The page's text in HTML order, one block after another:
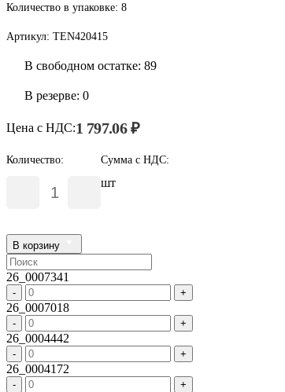
Количество в упаковке: 8
Артикул: TEN420415
В свободном остатке: 89
В резерве: 0
Цена с НДС:1 797.06 ₽
Количество: Сумма с НДС:
шт
В корзину
26_0007341
- +
26_0007018
- +
26_0004442
- +
26_0004172
- +